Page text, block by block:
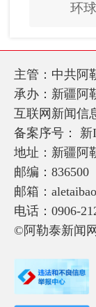
环
主管：中共阿
承办：新疆阿
互联网新闻信
备案序号： 新
地址：新疆阿
邮编：836500
邮箱：
电话：0906-
©阿勒泰新闻